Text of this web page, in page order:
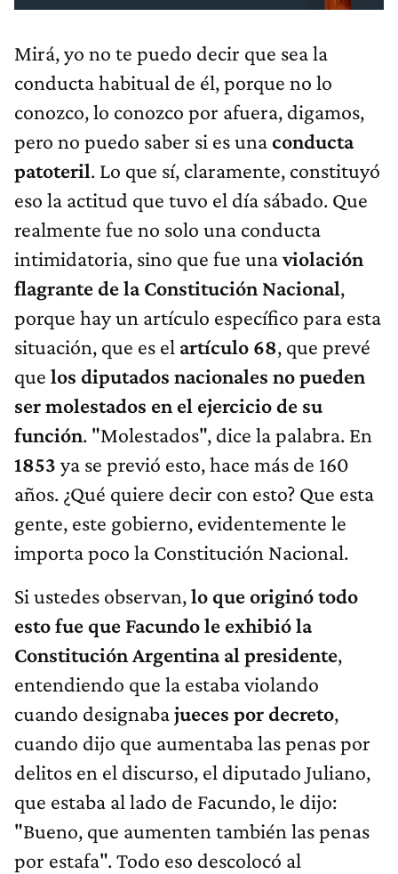
Mirá, yo no te puedo decir que sea la
conducta habitual de él, porque no lo
conozco, lo conozco por afuera, digamos,
pero no puedo saber si es unaconducta
patoteril. Lo que sí, claramente, constituyó
eso la actitud que tuvo el día sábado. Que
realmente fue no solo una conducta
intimidatoria, sino que fue unaviolación
flagrante de la Constitución Nacional,
porque hay un artículo específico para esta
situación, que es el artículo 68, que prevé
que los diputados nacionales no pueden
ser molestados en el ejercicio de su
función. "Molestados", dice la palabra. En
1853 ya se previó esto, hace más de 160
años. ¿Qué quiere decir con esto? Que esta
gente, este gobierno, evidentemente le
importa poco la Constitución Nacional.
Si ustedes observan,lo que originó todo
esto fue que Facundo le exhibió la
Constitución Argentina al presidente,
entendiendo que la estaba violando
cuando designabajueces por decreto,
cuando dijo que aumentaba las penas por
delitos en el discurso, el diputado Juliano,
que estaba al lado de Facundo, le dijo:
"Bueno, que aumenten también las penas
por estafa". Todo eso descolocó al